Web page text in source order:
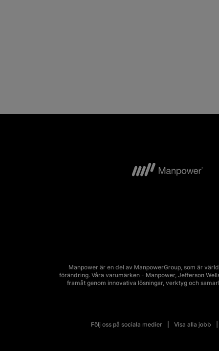
Manpower är en del av ManpowerGroup, som är
förändring. Våra varumärken - Manpower, Jefferson
framåt genom innovativa lösningar, verktyg och
Följ oss på sociala medier Visa alla jobb